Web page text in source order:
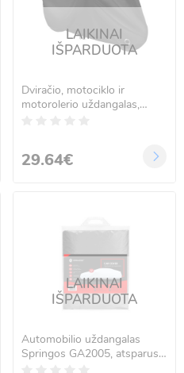
LAIKINAI
IŠPARDUOTA
Dviračio, motociklo ir
motorolerio uždangalas,
29.64€
LAIKINAI
IŠPARDUOTA
Automobilio uždangalas
Springos GA2005, atsparus